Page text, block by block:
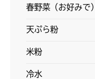
春野菜（お好みで）
天ぷら粉
米粉
冷水